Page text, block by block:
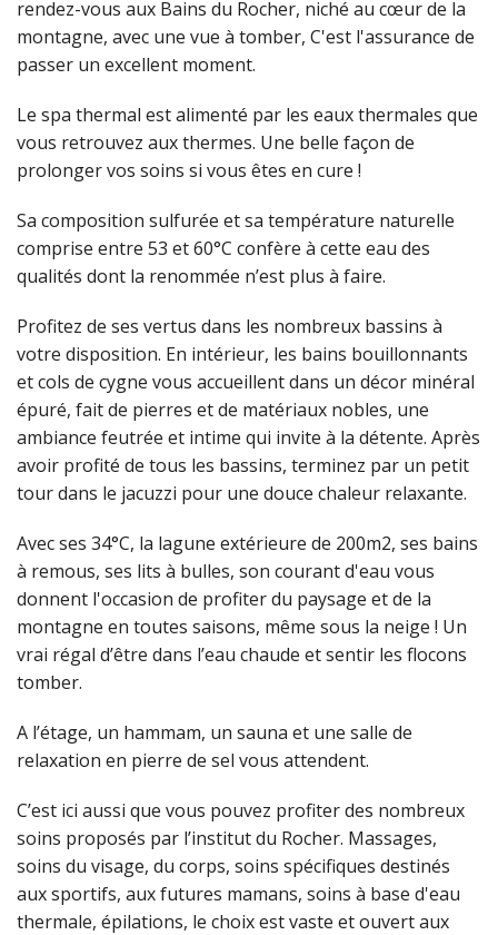
rendez-vous aux Bains du Rocher, niché au cœur de la
montagne, avec une vue à tomber, C'est l'assurance de
passer un excellent moment.
Le spa thermal est alimenté par les eaux thermales que
vous retrouvez aux thermes. Une belle façon de
prolonger vos soins si vous êtes en cure !
Sa composition sulfurée et sa température naturelle
comprise entre 53 et 60°C confère à cette eau des
qualités dont la renommée n’est plus à faire.
Profitez de ses vertus dans les nombreux bassins à
votre disposition. En intérieur, les bains bouillonnants
et cols de cygne vous accueillent dans un décor minéral
épuré, fait de pierres et de matériaux nobles, une
ambiance feutrée et intime qui invite à la détente. Après
avoir profité de tous les bassins, terminez par un petit
tour dans le jacuzzi pour une douce chaleur relaxante.
Avec ses 34°C, la lagune extérieure de 200m2, ses bains
à remous, ses lits à bulles, son courant d'eau vous
donnent l'occasion de profiter du paysage et de la
montagne en toutes saisons, même sous la neige ! Un
vrai régal d’être dans l’eau chaude et sentir les flocons
tomber.
A l’étage, un hammam, un sauna et une salle de
relaxation en pierre de sel vous attendent.
C’est ici aussi que vous pouvez profiter des nombreux
soins proposés par l’institut du Rocher. Massages,
soins du visage, du corps, soins spécifiques destinés
aux sportifs, aux futures mamans, soins à base d'eau
thermale, épilations, le choix est vaste et ouvert aux